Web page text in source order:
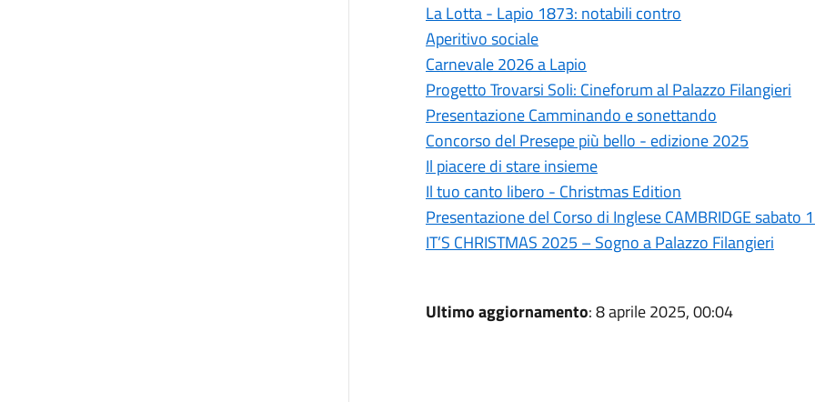
La Lotta - Lapio 1873: notabili contro
Aperitivo sociale
Carnevale 2026 a Lapio
Progetto Trovarsi Soli: Cineforum al Palazzo Filangieri
Presentazione Camminando e sonettando
Concorso del Presepe più bello - edizione 2025
Il piacere di stare insieme
Il tuo canto libero - Christmas Edition
Presentazione del Corso di Inglese CAMBRIDGE sabato
IT’S CHRISTMAS 2025 – Sogno a Palazzo Filangieri
Ultimo aggiornamento: 8 aprile 2025, 00:04